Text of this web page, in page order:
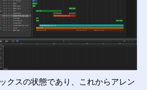
クスの状態であり、これからアレン